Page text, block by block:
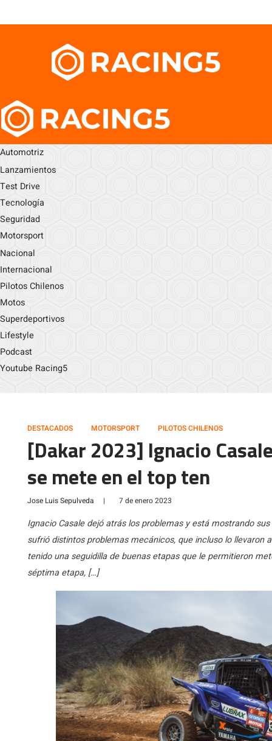
Automotriz
Lanzamientos
Test Drive
Tecnología
Seguridad
Motorsport
Nacional
Internacional
Pilotos Chilenos
Motos
Superdeportivos
Lifestyle
Podcast
Youtube Racing5
DESTACADOS MOTORSPORT PILOTOS CHILENOS
[Dakar 2023] Ignacio
se mete en el top ten
Jose Luis Sepulveda | 7 de enero 2023
Ignacio Casale dejó atrás los problemas y está mostrando
sufrió distintos problemas mecánicos, que incluso lo llevaron
tenido una seguidilla de buenas etapas que le permitieron
séptima etapa, […]